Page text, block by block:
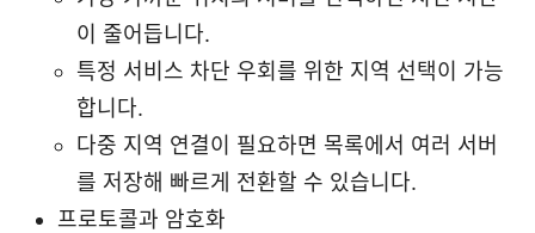
이 줄어듭니다.
특정 서비스 차단 우회를 위한 지역 선택이 가능
합니다.
다중 지역 연결이 필요하면 목록에서 여러 서버
를 저장해 빠르게 전환할 수 있습니다.
프로토콜과 암호화